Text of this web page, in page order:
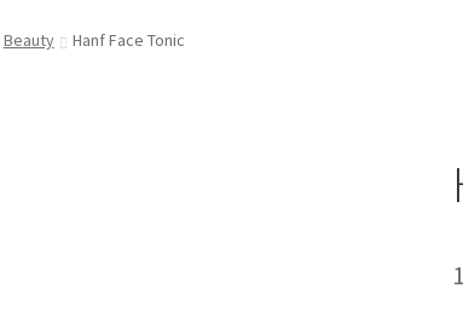
Beauty Hanf Face Tonic